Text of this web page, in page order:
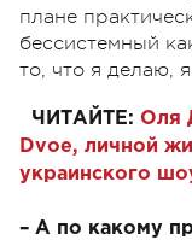
плане
бессистемный
то, что я делаю,
ЧИТАЙТЕ: Оля
Dvoe, личной
украинского
– А по какому